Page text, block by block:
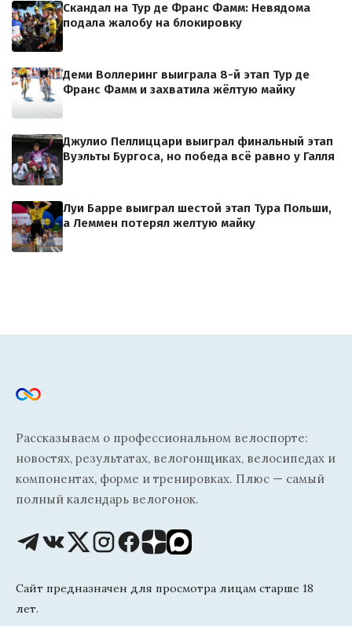
Скандал на Тур де Франс Фамм: Невядома
подала жалобу на блокировку
Деми Воллеринг выиграла 8-й этап Тур де
Франс Фамм и захватила жёлтую майку
Джулио Пеллиццари выиграл финальный этап
Вуэльты Бургоса, но победа всё равно у Галля
Луи Барре выиграл шестой этап Тура Польши,
а Леммен потерял желтую майку
Рассказываем о профессиональном велоспорте:
новостях, результатах, велогонщиках, велосипедах и
компонентах, форме и тренировках. Плюс — самый
полный календарь велогонок.
Сайт предназначен для просмотра лицам старше 18
лет.